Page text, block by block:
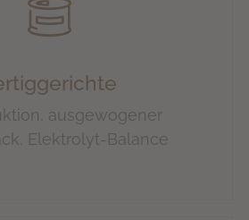
ausgewogener
Elektrolyt-Balance